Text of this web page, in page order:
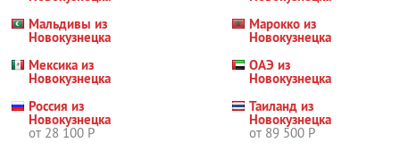
Мальдивы из
Новокузнецка
Марокко из
Новокузнецка
Мексика из
Новокузнецка
ОАЭ из
Новокузнецка
Россия из
Новокузнецка
от 28 100 Р
Таиланд из
Новокузнецка
от 89 500 Р